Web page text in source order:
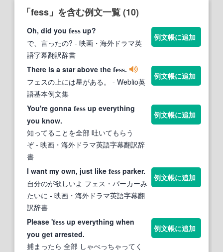
「fess」を含む例文一覧 (10)
Oh, did you fess up?
で、言ったの? - 映画・海外ドラマ英
語字幕翻訳辞書
例文帳に追加
There is a star above the fess.
フェスの上には星がある。
- Weblio英
語基本例文集
例文帳に追加
You're gonna fess up everything
you know.
知ってることを全部 吐いてもらう
ぞ- 映画・海外ドラマ英語字幕翻訳辞
書
例文帳に追加
I want my own, just like fess parker.
自分のが欲しいよ フェス・パーカーみ
たいに - 映画・海外ドラマ英語字幕翻
訳辞書
例文帳に追加
Please 'fess up everything when
you get arrested.
捕まったら 全部 しゃべっちゃってく
例文帳に追加